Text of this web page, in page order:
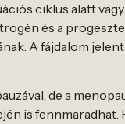
ciklus alatt
és a
A fájdalom
de a
is